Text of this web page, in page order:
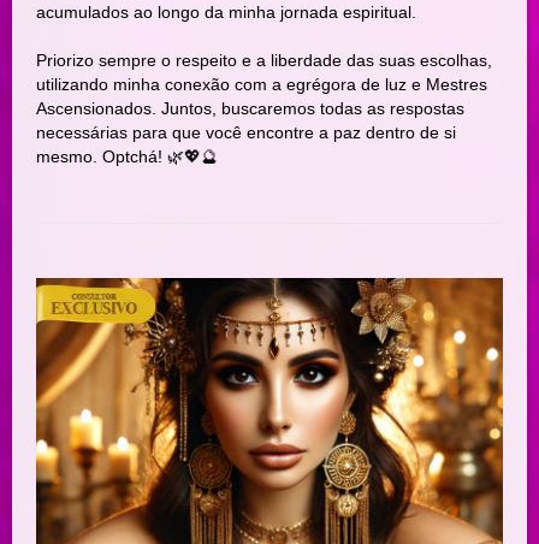
acumulados ao longo da minha jornada espiritual.
Priorizo sempre o respeito e a liberdade das suas escolhas,
utilizando minha conexão com a egrégora de luz e Mestres
Ascensionados. Juntos, buscaremos todas as respostas
necessárias para que você encontre a paz dentro de si
mesmo. Optchá! 🌿💖🔮